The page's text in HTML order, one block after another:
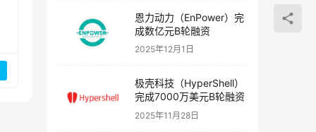
恩力动力（EnPower）完
成数亿元B轮融资
2025年12月1日
极壳科技（HyperShell）
完成7000万美元B轮融资
2025年11月28日